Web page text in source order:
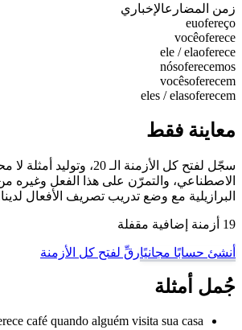
زمن المضارعالإخباري
euofereço
vocêoferece
ele / elaoferece
nósoferecemos
vocêsoferecem
eles / elasoferecem
معاينة فقط
سجّل لفتح كل الأزمنة الـ 20،
الاصطناعي، والتمرّن على هذا الفعل وغيره من
البرازيلية مع وضع تدريب تصريف الأفعال
19 أزمنة إضافية مقفلة
أنشئ حسابًا مجانيًارقِّ لفتح كل الأزمنة
جُمل أمثلة
café quando alguém visita sua casa.